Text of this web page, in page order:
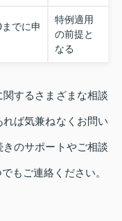
でに申
特例適用
の前提と
なる
するさまざまな相談
ば気兼ねなくお問い
のサポートやご相談
もご連絡ください。